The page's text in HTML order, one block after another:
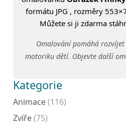
formátu JPG , rozměry
Můžete si ji zdarma
Omalování pomáhá
motoriku dětí. Objevte další
Kategorie
Animace(116)
Zvíře(75)